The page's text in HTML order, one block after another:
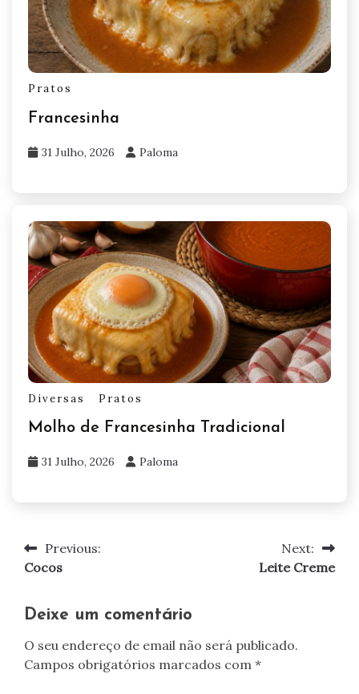
Pratos
Francesinha
31 Julho, 2026 Paloma
Diversas Pratos
Molho de Francesinha Tradicional
31 Julho, 2026 Paloma
Navegação
artigos
Previous:
Cocos
Next:
Leite Creme
Deixe um comentário
O seu endereço de email não será publicado.
Campos obrigatórios marcados com *